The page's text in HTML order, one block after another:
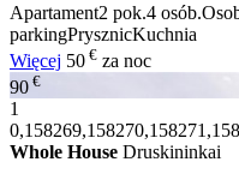
Apartament2 pok.4 osób.
parkingPrysznicKuchnia
Więcej 50 € za noc
90 €
1
Whole House Druskininkai